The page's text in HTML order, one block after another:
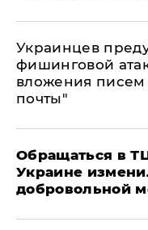
Украинцев
фишинговой
вложения
почты"
Обращаться в
Украине
добровольной